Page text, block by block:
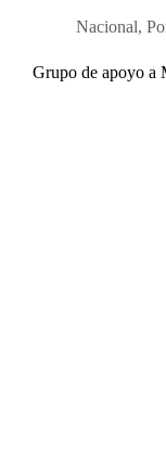
Nacional,
Grupo de apoyo a